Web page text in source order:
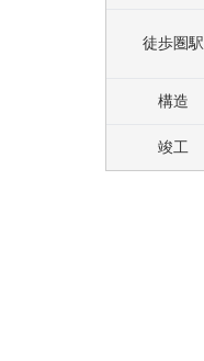
徒歩圏駅
構造
竣工